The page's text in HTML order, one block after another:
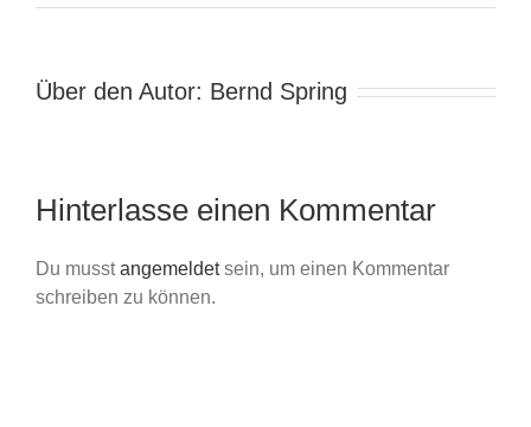
Über den Autor: Bernd Spring
Hinterlasse einen Kommentar
Du musstangemeldetsein, um einen Kommentar
schreiben zu können.